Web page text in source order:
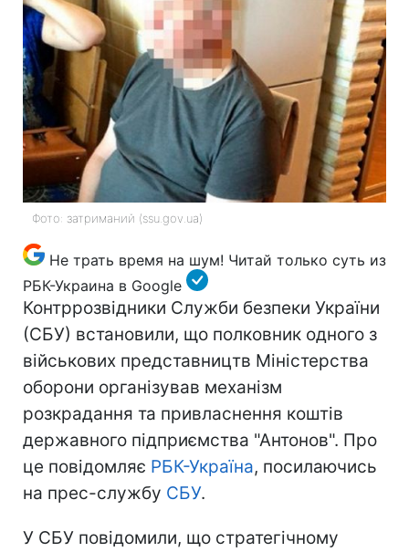
Фото: затриманий (ssu.gov.ua)
Не трать время на шум! Читай только суть из
РБК-Украина в Google
Контррозвідники Служби безпеки України
(СБУ) встановили, що полковник одного з
військових представництв Міністерства
оборони організував механізм
розкрадання та привласнення коштів
державного підприємства "Антонов". Про
це повідомляє РБК-Україна, посилаючись
на прес-службу СБУ.
У СБУ повідомили, що стратегічному